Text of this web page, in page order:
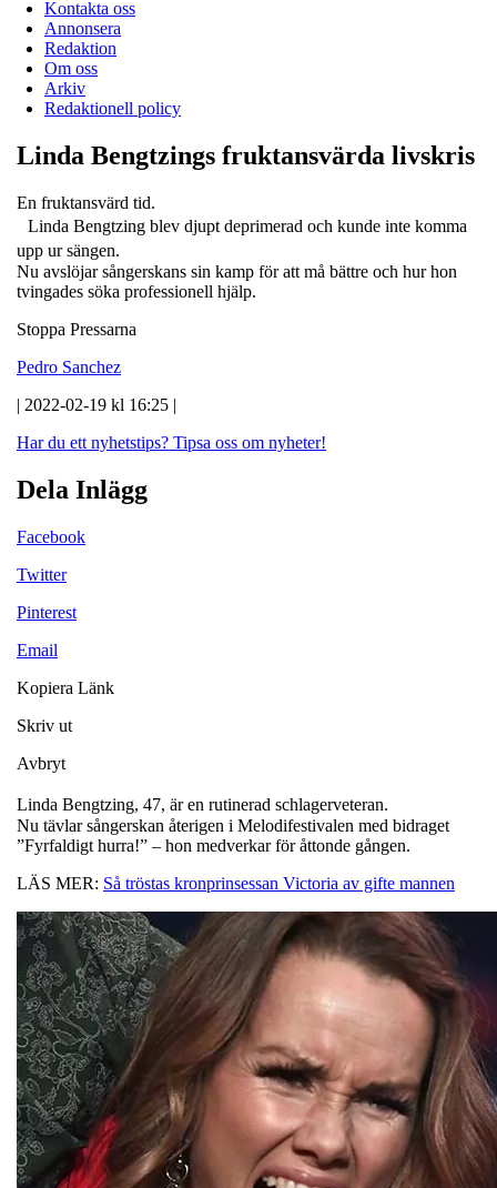
Kontakta oss
Annonsera
Redaktion
Om oss
Arkiv
Redaktionell policy
Linda Bengtzings fruktansvärda livskris
En fruktansvärd tid.
Linda Bengtzing blev djupt deprimerad och kunde inte komma
upp ur sängen.
Nu avslöjar sångerskans sin kamp för att må bättre och hur hon
tvingades söka professionell hjälp.
Stoppa Pressarna
Pedro Sanchez
| 2022-02-19 kl 16:25 |
Har du ett nyhetstips? Tipsa oss om nyheter!
Dela Inlägg
Facebook
Twitter
Pinterest
Email
Kopiera Länk
Skriv ut
Avbryt
Linda Bengtzing, 47, är en rutinerad schlagerveteran.
Nu tävlar sångerskan återigen i Melodifestivalen med bidraget
”Fyrfaldigt hurra!” – hon medverkar för åttonde gången.
LÄS MER: Så tröstas kronprinsessan Victoria av gifte mannen